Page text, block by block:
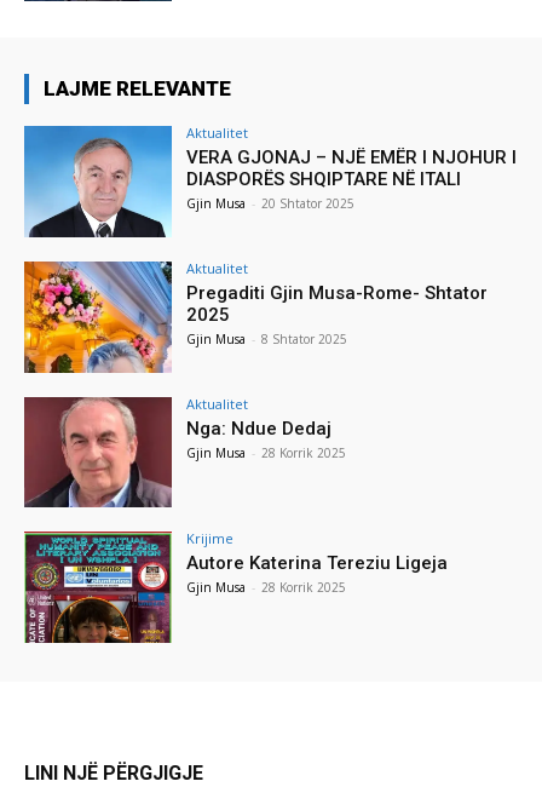
LAJME RELEVANTE
Aktualitet
VERA GJONAJ – NJË EMËR I NJOHUR I
DIASPORËS SHQIPTARE NË ITALI
Gjin Musa - 20 Shtator 2025
Aktualitet
Pregaditi Gjin Musa-Rome- Shtator
2025
Gjin Musa - 8 Shtator 2025
Aktualitet
Nga: Ndue Dedaj
Gjin Musa - 28 Korrik 2025
Krijime
Autore Katerina Tereziu Ligeja
Gjin Musa - 28 Korrik 2025
LINI NJË PËRGJIGJE